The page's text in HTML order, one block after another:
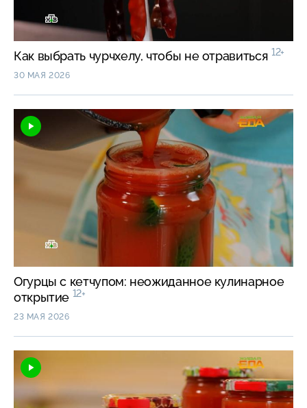
Как выбрать чурчхелу, чтобы не отравиться 12+
30 МАЯ 2026
Огурцы с кетчупом: неожиданное кулинарное
открытие 12+
23 МАЯ 2026